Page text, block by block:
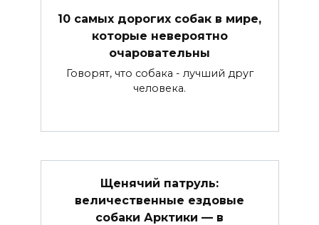
10 самых дорогих собак в мире,
которые невероятно
очаровательны
Говорят, что собака - лучший друг
человека.
Щенячий патруль:
величественные ездовые
собаки Арктики — в